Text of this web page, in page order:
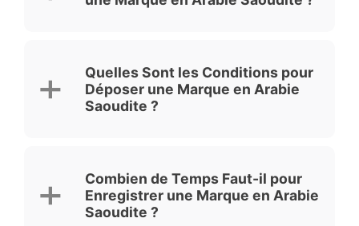
Quelles Sont les Conditions pour
Déposer une Marque en Arabie
Saoudite ?
Combien de Temps Faut-il pour
Enregistrer une Marque en Arabie
Saoudite ?